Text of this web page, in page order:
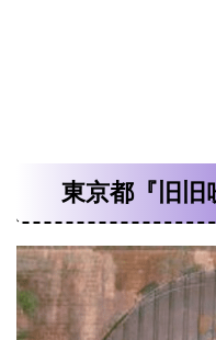
東京都『旧旧